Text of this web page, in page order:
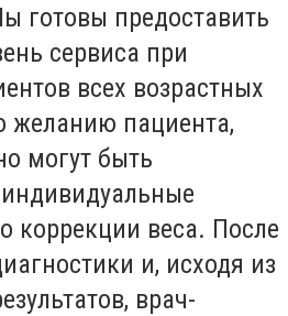
готовы предоставить
сервиса при
всех возрастных
желанию пациента,
могут быть
коррекции веса. После
и, исходя из
врач-